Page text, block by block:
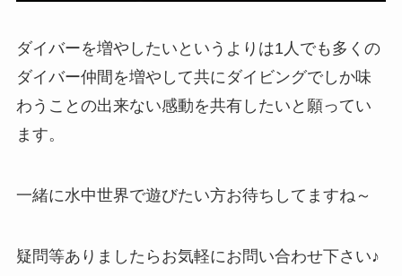
ダイバーを増やしたいというよりは1人でも多くの
ダイバー仲間を増やして共にダイビングでしか味
わうことの出来ない感動を共有したいと願ってい
ます。
一緒に水中世界で遊びたい方お待ちしてますね～
疑問等ありましたらお気軽にお問い合わせ下さい♪